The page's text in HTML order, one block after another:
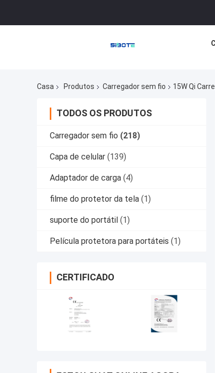
Casa Produtos Carregador sem fio 15W Qi
TODOS OS PRODUTOS
Carregador sem fio (218)
Capa de celular (139)
Adaptador de carga (4)
filme do protetor da tela (1)
suporte do portátil (1)
Película protetora para portáteis (1)
CERTIFICADO